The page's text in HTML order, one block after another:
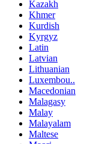
Kazakh
Khmer
Kurdish
Kyrgyz
Latin
Latvian
Lithuanian
Luxembou..
Macedonian
Malagasy
Malay
Malayalam
Maltese